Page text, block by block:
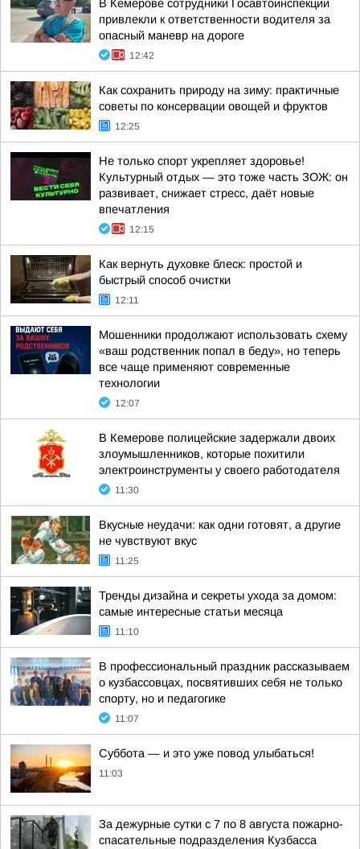
В Кемерове сотрудники Госавтоинспекции
привлекли к ответственности водителя за
опасный маневр на дороге
12:42
Как сохранить природу на зиму: практичные
советы по консервации овощей и фруктов
12:25
Не только спорт укрепляет здоровье!
Культурный отдых — это тоже часть ЗОЖ: он
развивает, снижает стресс, даёт новые
впечатления
12:15
Как вернуть духовке блеск: простой и
быстрый способ очистки
12:11
Мошенники продолжают использовать схему
«ваш родственник попал в беду», но теперь
все чаще применяют современные
технологии
12:07
В Кемерове полицейские задержали двоих
злоумышленников, которые похитили
электроинструменты у своего работодателя
11:30
Вкусные неудачи: как одни готовят, а другие
не чувствуют вкус
11:25
Тренды дизайна и секреты ухода за домом:
самые интересные статьи месяца
11:10
В профессиональный праздник рассказываем
о кузбассовцах, посвятивших себя не только
спорту, но и педагогике
11:07
Суббота — и это уже повод улыбаться!
11:03
За дежурные сутки с 7 по 8 августа пожарно-
спасательные подразделения Кузбасса